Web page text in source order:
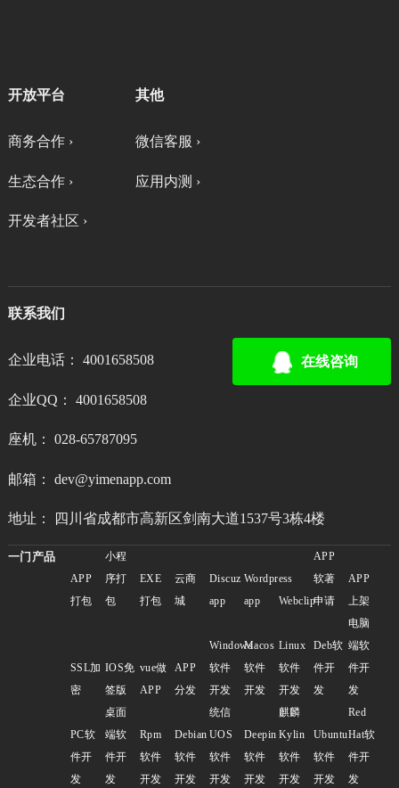
开放平台
商务合作 ›
生态合作 ›
开发者社区 ›
其他
微信客服 ›
应用内测 ›
联系我们
企业电话： 4001658508
企业QQ： 4001658508
座机： 028-65787095
邮箱： dev@yimenapp.com
地址： 四川省成都市高新区剑南大道1537号3栋4楼
在线咨询
一门产品
APP
打包
小程
序打
包
EXE
打包
云商
城
Discuz
app
Wordpress
app
Webclip
APP
软著
申请
APP
上架
SSL加
密
IOS免
签版
vue做
APP
APP
分发
Windows
软件
开发
Macos
软件
开发
Linux
软件
开发
Deb软
件开
发
电脑
端软
件开
发
PC软
件开
发
桌面
端软
件开
发
Rpm
软件
开发
Debian
软件
开发
统信
UOS
软件
开发
Deepin
软件
开发
麒麟
Kylin
软件
开发
Ubuntu
软件
开发
Red
Hat软
件开
发